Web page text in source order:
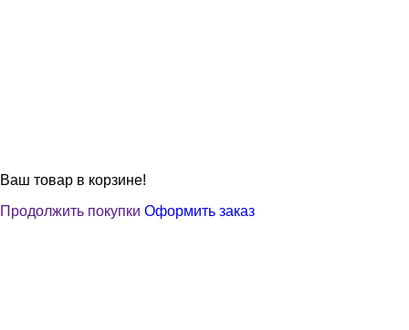
Ваш товар в корзине!
Продолжить покупки Оформить заказ